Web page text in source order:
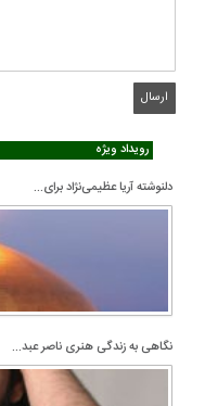
رویداد ویژه
دلنوشته آریا عظیمی‌نژاد برای...
نگاهی به زندگی هنری ناصر عبد...